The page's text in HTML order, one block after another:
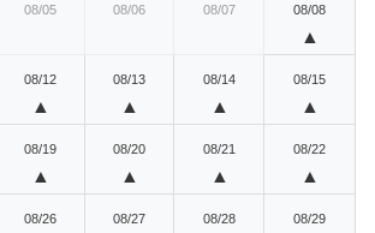
08/05 08/06 08/07 08/08
▲
08/12
▲
08/13
▲
08/14
▲
08/15
▲
08/19
▲
08/20
▲
08/21
▲
08/22
▲
08/26 08/27 08/28 08/29